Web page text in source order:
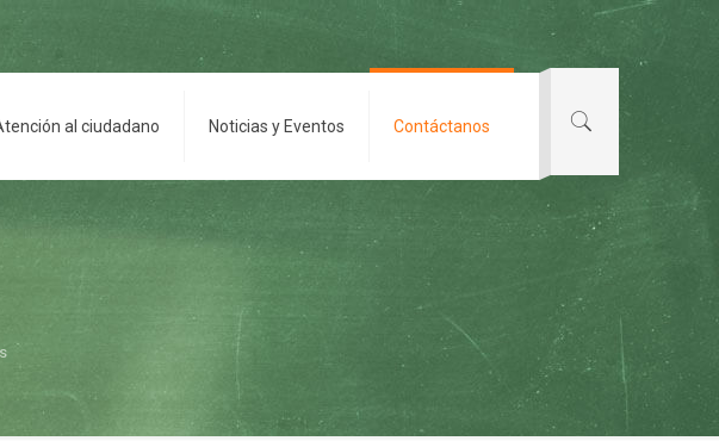
al ciudadano Noticias y Eventos Contáctanos